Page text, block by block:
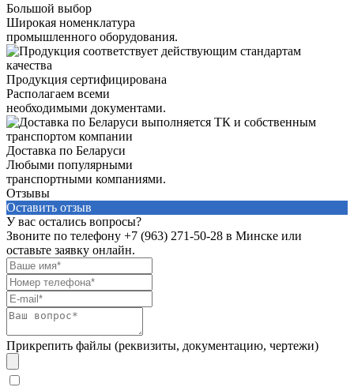
Большой выбор
Широкая номенклатура
промышленного оборудования.
Продукция сертифицирована
Располагаем всеми
необходимыми документами.
Доставка по Беларуси
Любыми популярными
транспортными компаниями.
Отзывы
Оставить отзыв
У вас остались вопросы?
Звоните по телефону +7 (963) 271-50-28 в Минске или
оставьте заявку онлайн.
Прикрепить файлы (реквизиты, документацию, чертежи)